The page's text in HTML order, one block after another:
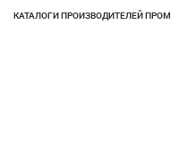
КАТАЛОГИ ПРОИЗВОДИТЕЛЕЙ